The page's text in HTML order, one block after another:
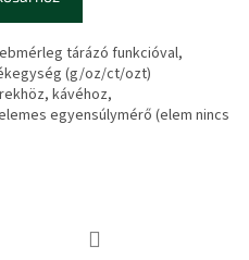
tárázó funkcióval,
(g/oz/ct/ozt)
kávéhoz,
egyensúlymérő (elem nincs